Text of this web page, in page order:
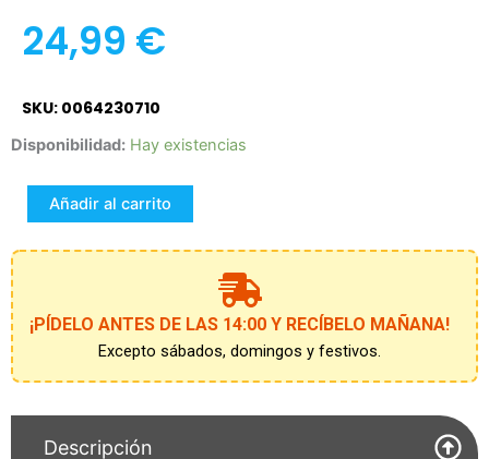
24,99 €
SKU: 0064230710
Disponibilidad: Hay existencias
Juego
Family
cantidadAñadir al carrito
¡PÍDELO ANTES DE LAS 14:00 Y RECÍBELO MAÑANA!
Excepto sábados, domingos y festivos.
Descripción